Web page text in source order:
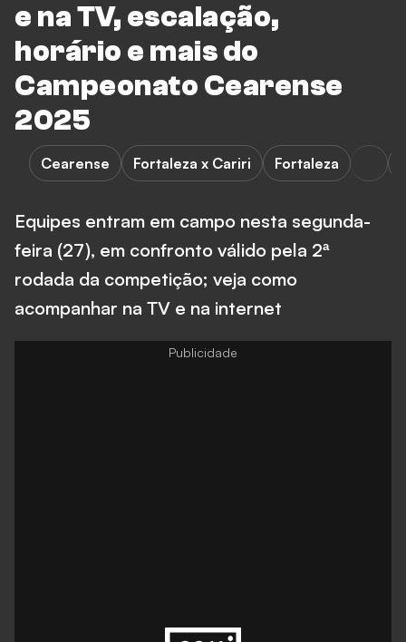
e na TV, escalação,
horário e mais do
Campeonato Cearense
2025
Cearense Fortaleza x Cariri Fortaleza
Equipes entram em campo nesta segunda-
feira (27), em confronto válido pela 2ª
rodada da competição; veja como
acompanhar na TV e na internet